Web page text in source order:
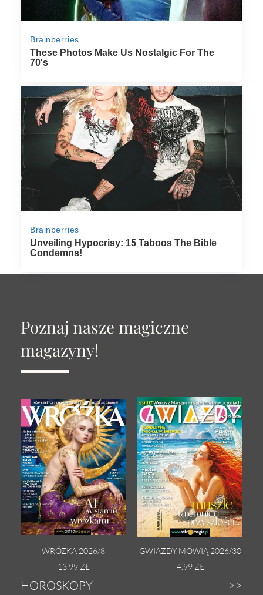
Poznaj nasze magiczne
magazyny!
WRÓŻKA 2026/8
13.99 ZŁ
GWIAZDY MÓWIĄ 2026/30
4.99 ZŁ
HOROSKOPY